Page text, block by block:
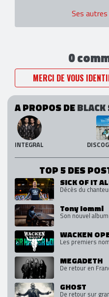
Ses
0
MERCI DE VOUS
A PROPOS DEBLACK
INTEGRAL
TOP 5 DES
SICK OF IT
Décès du
Tony Iommi
Son nouvel
WACKEN
Les premiers
MEGADETH
De retour en
GHOST
De retour sur